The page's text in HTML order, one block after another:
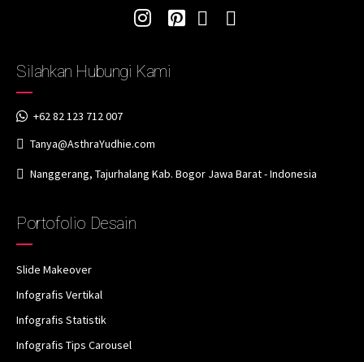
Silahkan Hubungi Kami
+62 82 123 712 007
Tanya@AsthraYudhie.com
Nanggerang, Tajurhalang Kab. Bogor Jawa Barat - Indonesia
Portofolio Desain
Slide Makeover
Infografis Vertikal
Infografis Statistik
Infografis Tips Carousel